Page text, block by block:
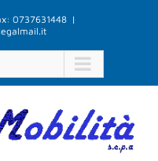
0737631448 |